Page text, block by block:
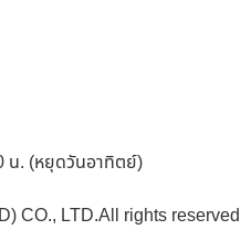
น. (หยุดวันอาทิตย์)
CO., LTD.All rights reserved